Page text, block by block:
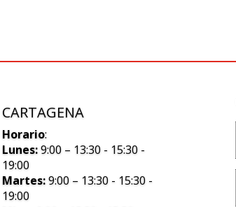
CARTAGENA
Horario:
Lunes:9:00 – 13:30 - 15:30 -
19:00
Martes:9:00 – 13:30 - 15:30 -
19:00